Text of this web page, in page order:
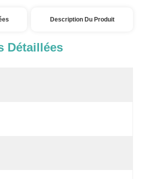
Description Du Produit
Détaillées